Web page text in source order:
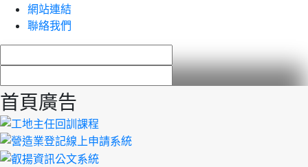
網站連結
聯絡我們
首頁廣告